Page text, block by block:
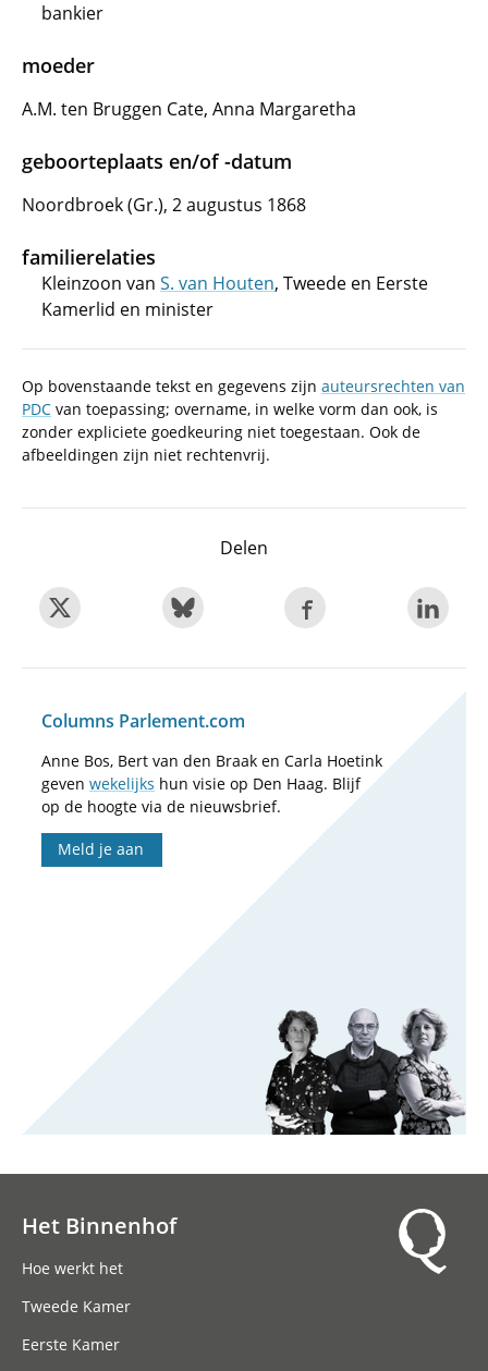
bankier
moeder
A.M. ten Bruggen Cate, Anna Margaretha
geboorteplaats en/of -datum
Noordbroek (Gr.), 2 augustus 1868
familierelaties
Kleinzoon van S. van Houten, Tweede en Eerste
Kamerlid en minister
Op bovenstaande tekst en gegevens zijn auteursrechten van
PDC van toepassing; overname, in welke vorm dan ook, is
zonder expliciete goedkeuring niet toegestaan. Ook de
afbeeldingen zijn niet rechtenvrij.
Delen
Columns Parlement.com
Anne Bos, Bert van den Braak en Carla Hoetink
geven wekelijks hun visie op Den Haag. Blijf
op de hoogte via de nieuwsbrief.
Meld je aan
Het Binnenhof
Hoe werkt het
Tweede Kamer
Eerste Kamer